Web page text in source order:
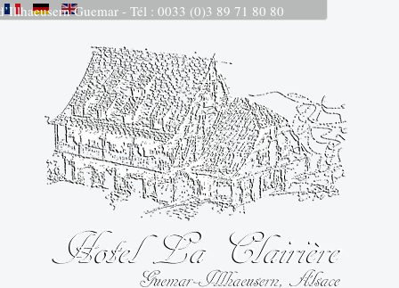
Guemar - Tél : 0033 (0)3 89 71 80 80